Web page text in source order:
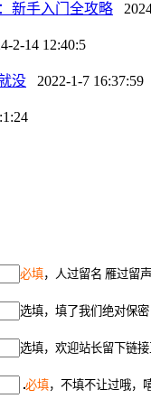
新手入门全攻略
2-14 12:40:5
没 2022-1-7 16:37:59
必填，人过留名 雁过留声
选填，填了我们绝对保密
选填，欢迎站长留下链
必填，不填不让过哦，